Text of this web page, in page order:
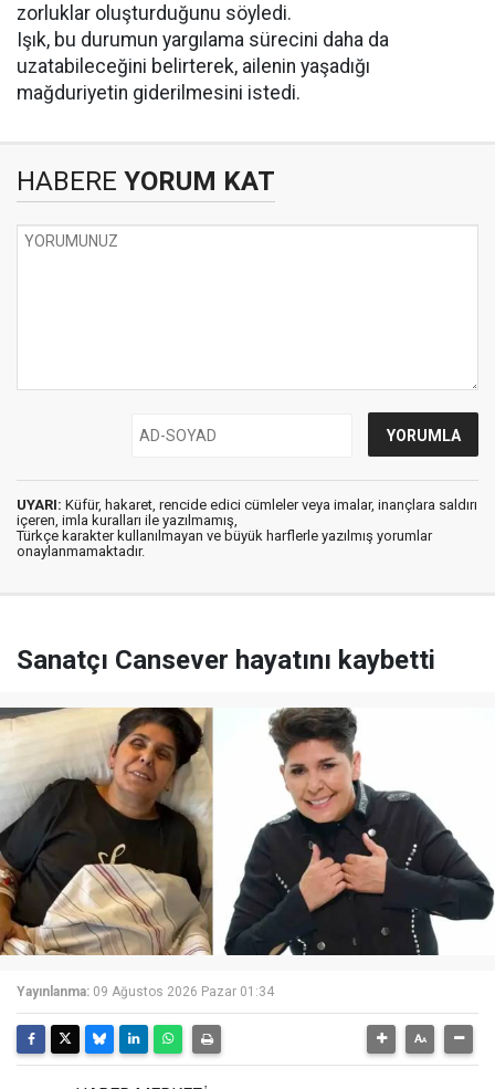
zorluklar oluşturduğunu söyledi.
Işık, bu durumun yargılama sürecini daha da
uzatabileceğini belirterek, ailenin yaşadığı
mağduriyetin giderilmesini istedi.
HABERE YORUM KAT
UYARI: Küfür, hakaret, rencide edici cümleler veya imalar, inançlara saldırı
içeren, imla kuralları ile yazılmamış,
Türkçe karakter kullanılmayan ve büyük harflerle yazılmış yorumlar
onaylanmamaktadır.
Sanatçı Cansever hayatını kaybetti
Yayınlanma: 09 Ağustos 2026 Pazar 01:34